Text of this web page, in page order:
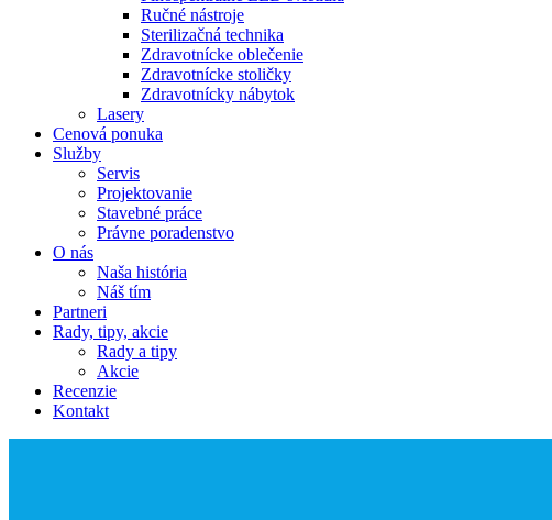
Ručné nástroje
Sterilizačná technika
Zdravotnícke oblečenie
Zdravotnícke stoličky
Zdravotnícky nábytok
Lasery
Cenová ponuka
Služby
Servis
Projektovanie
Stavebné práce
Právne poradenstvo
O nás
Naša história
Náš tím
Partneri
Rady, tipy, akcie
Rady a tipy
Akcie
Recenzie
Kontakt